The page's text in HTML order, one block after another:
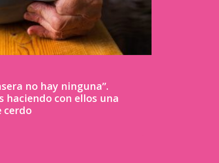
no hay ninguna”.
haciendo con ellos una
cerdo